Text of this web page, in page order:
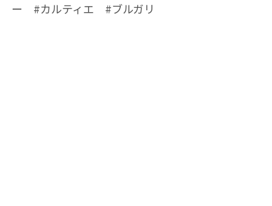
ー #カルティエ #ブルガリ